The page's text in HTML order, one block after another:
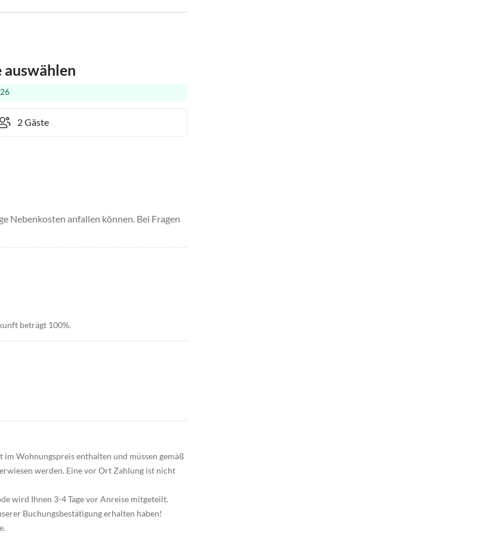
Nebenkosten anfallen können. Bei Fragen
beträgt 100%.
Wohnungspreis enthalten und müssen gemäß
werden. Eine vor Ort Zahlung ist nicht
wird Ihnen 3-4 Tage vor Anreise mitgeteilt.
Buchungsbestätigung erhalten haben!